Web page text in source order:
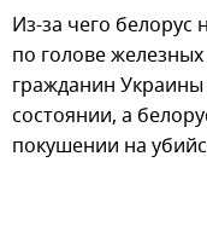
Из-за чего белорус
по голове
гражданин
состоянии, а
покушении на